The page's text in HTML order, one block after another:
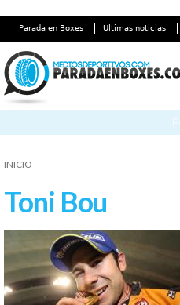
Parada en Boxes Últimas noticias
INICIO
Toni Bou